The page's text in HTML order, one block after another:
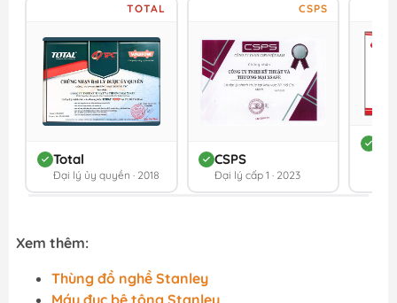
TOTAL
Total
Đại lý ủy quyền · 2018
CSPS
CSPS
Đại lý cấp 1 · 2023
Xem thêm:
Thùng đồ nghề Stanley
Máy đục bê tông Stanley